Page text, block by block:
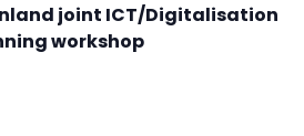
joint ICT/Digitalisation
workshop